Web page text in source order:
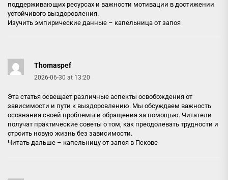
поддерживающих ресурсах и важности мотивации в достижении
устойчивого выздоровления.
Изучить эмпирические данные – капельница от запоя
Thomaspef
2026-06-30 at 13:20
Эта статья освещает различные аспекты освобождения от
зависимости и пути к выздоровлению. Мы обсуждаем важность
осознания своей проблемы и обращения за помощью. Читатели
получат практические советы о том, как преодолевать трудности и
строить новую жизнь без зависимости.
Читать дальше – капельницу от запоя в Пскове